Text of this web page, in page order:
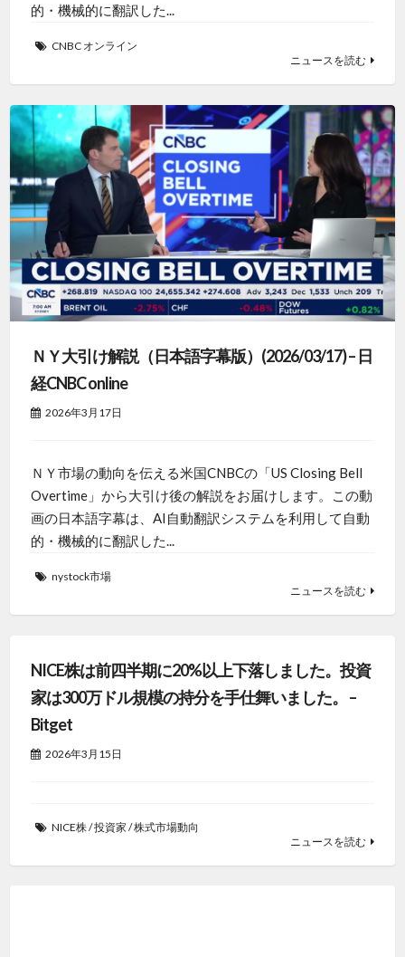
的・機械的に翻訳した...
CNBC オンライン
ニュースを読む
ＮＹ大引け解説（日本語字幕版）(2026/03/17) – 日
経CNBC online
2026年3月17日
ＮＹ市場の動向を伝える米国CNBCの「US Closing Bell
Overtime」から大引け後の解説をお届けします。この動
画の日本語字幕は、AI自動翻訳システムを利用して自動
的・機械的に翻訳した...
nystock市場
ニュースを読む
NICE株は前四半期に20%以上下落しました。投資
家は300万ドル規模の持分を手仕舞いました。 –
Bitget
2026年3月15日
NICE株/投資家 /株式市場動向
ニュースを読む